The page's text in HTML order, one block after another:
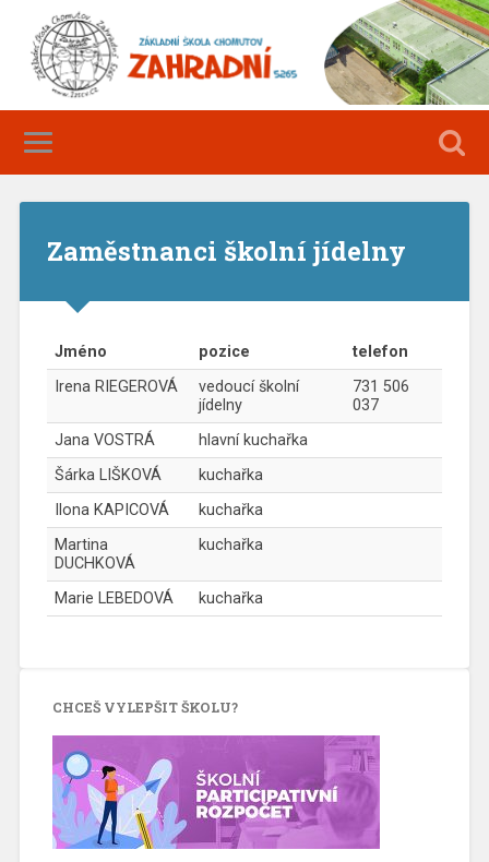
Zaměstnanci školní jídelny
Jméno pozice
telefon
Irena RIEGEROVÁ
vedoucí školní
jídelny
731 506
037
Jana VOSTRÁ
hlavní kuchařka
Šárka LIŠKOVÁ
kuchařka
Ilona KAPICOVÁ
kuchařka
Martina
DUCHKOVÁ
kuchařka
Marie LEBEDOVÁ kuchařka
CHCEŠ VYLEPŠIT ŠKOLU?